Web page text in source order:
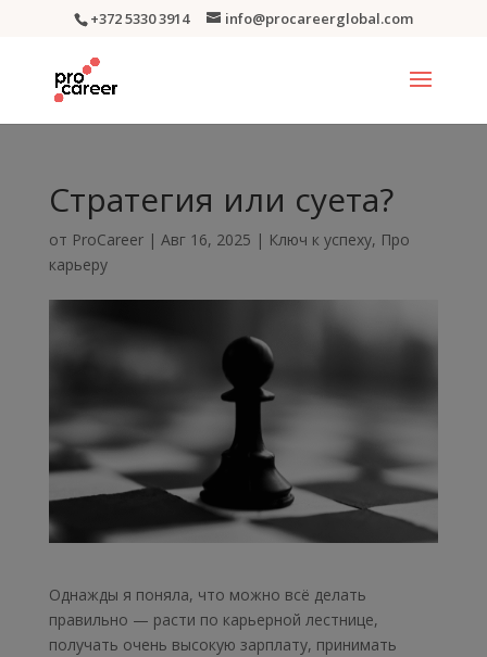
+372 5330 3914 info@procareerglobal.com
Стратегия или суета?
от ProCareer| Авг 16, 2025 | Ключ к успеху, Про
карьеру
Однажды я поняла, что можно всё делать
правильно — расти по карьерной лестнице,
получать очень высокую зарплату, принимать